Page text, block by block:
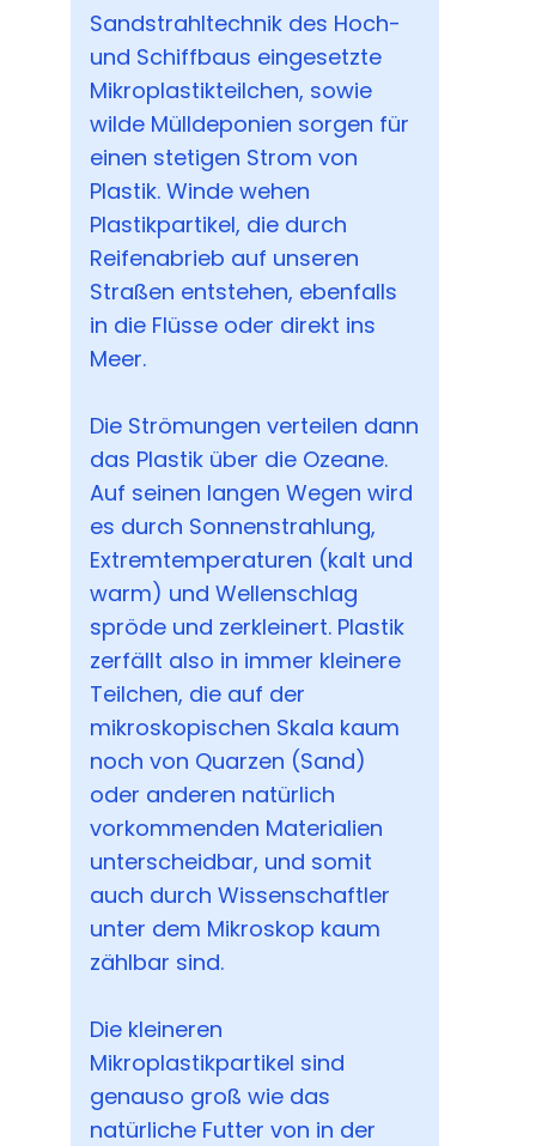
Sandstrahltechnik des Hoch-
und Schiffbaus eingesetzte
Mikroplastikteilchen, sowie
wilde Mülldeponien sorgen für
einen stetigen Strom von
Plastik. Winde wehen
Plastikpartikel, die durch
Reifenabrieb auf unseren
Straßen entstehen, ebenfalls
in die Flüsse oder direkt ins
Meer.
Die Strömungen verteilen dann
das Plastik über die Ozeane.
Auf seinen langen Wegen wird
es durch Sonnenstrahlung,
Extremtemperaturen (kalt und
warm) und Wellenschlag
spröde und zerkleinert. Plastik
zerfällt also in immer kleinere
Teilchen, die auf der
mikroskopischen Skala kaum
noch von Quarzen (Sand)
oder anderen natürlich
vorkommenden Materialien
unterscheidbar, und somit
auch durch Wissenschaftler
unter dem Mikroskop kaum
zählbar sind.
Die kleineren
Mikroplastikpartikel sind
genauso groß wie das
natürliche Futter von in der